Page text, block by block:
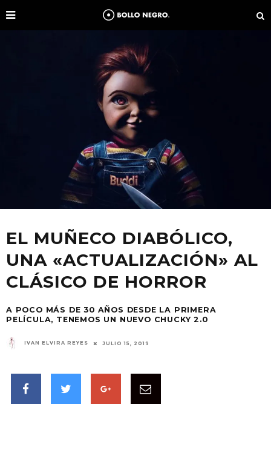
EL MUÑECO DIABÓLICO,
UNA «ACTUALIZACIÓN» AL
CLÁSICO DE HORROR
A POCO MÁS DE 30 AÑOS DESDE LA PRIMERA
PELÍCULA, TENEMOS UN NUEVO CHUCKY 2.0
IVAN ELVIRA REYES JULIO 15, 2019